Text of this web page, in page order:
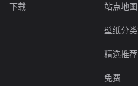
下载 站点地图
壁纸分
精选推荐
免费